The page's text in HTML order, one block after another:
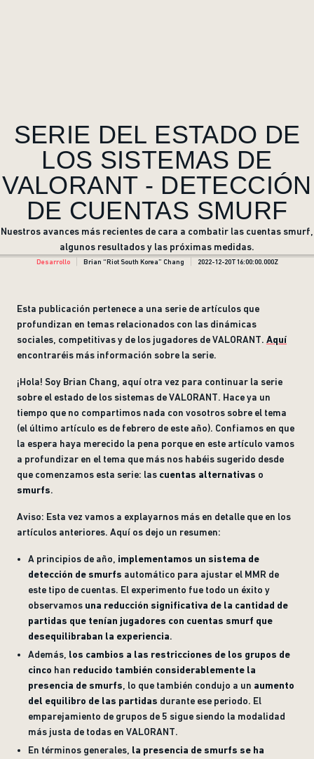
SERIE DEL ESTADO DE
LOS SISTEMAS DE
VALORANT - DETECCIÓN
DE CUENTAS SMURF
Nuestros avances más recientes de cara a combatir las cuentas smurf,
algunos resultados y las próximas medidas.
Desarrollo Brian “Riot South Korea” Chang 2022-12-20T16:00:00.000Z
Esta publicación pertenece a una serie de artículos que
profundizan en temas relacionados con las dinámicas
sociales, competitivas y de los jugadores de VALORANT. Aquí
encontraréis más información sobre la serie.
¡Hola! Soy Brian Chang, aquí otra vez para continuar la serie
sobre el estado de los sistemas de VALORANT. Hace ya un
tiempo que no compartimos nada con vosotros sobre el tema
(el último artículo es de febrero de este año). Confiamos en que
la espera haya merecido la pena porque en este artículo vamos
a profundizar en el tema que más nos habéis sugerido desde
que comenzamos esta serie: las cuentas alternativas o
smurfs.
Aviso: Esta vez vamos a explayarnos más en detalle que en los
artículos anteriores. Aquí os dejo un resumen:
A principios de año, implementamos un sistema de
detección de smurfs automático para ajustar el MMR de
este tipo de cuentas. El experimento fue todo un éxito y
observamos una reducción significativa de la cantidad de
partidas que tenían jugadores con cuentas smurf que
desequilibraban la experiencia.
Además, los cambios a las restricciones de los grupos de
cinco han reducido también considerablemente la
presencia de smurfs , lo que también condujo a un aumento
del equilibro de las partidas durante ese periodo. El
emparejamiento de grupos de 5 sigue siendo la modalidad
más justa de todas en VALORANT.
En términos generales, la presencia de smurfs se ha